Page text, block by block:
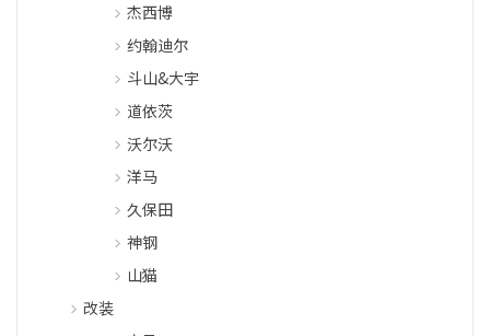
杰西博
约翰迪尔
斗山&大宇
道依茨
沃尔沃
洋马
久保田
神钢
山猫
改装